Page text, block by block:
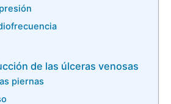
de las úlceras venosas
piernas